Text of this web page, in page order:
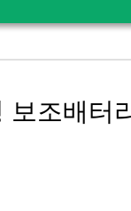
조배터